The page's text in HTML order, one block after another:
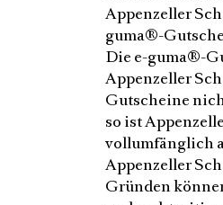
Appenzeller
guma®-
Die e-guma®-
Appenzeller
Gutscheine
so ist
vollumfänglich
Appenzeller
Gründen